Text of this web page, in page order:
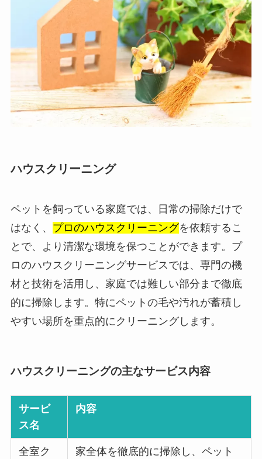
ハウスクリーニング
ペットを飼っている家庭では、日常の掃除だけで
はなく、 プロのハウスクリーニングを依頼するこ
とで、より清潔な環境を保つことができます。プ
ロのハウスクリーニングサービスでは、専門の機
材と技術を活用し、家庭では難しい部分まで徹底
的に掃除します。特にペットの毛や汚れが蓄積し
やすい場所を重点的にクリーニングします。
ハウスクリーニングの主なサービス内容
サービ
ス名
内容
全室ク 家全体を徹底的に掃除し、ペット